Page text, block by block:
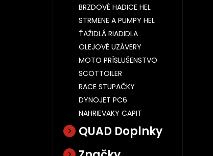
BRZDOVÉ HADICE HEL
STRMENE A PUMPY HEL
ŤAŽIDLÁ RIADIDLA
OLEJOVÉ UZÁVERY
MOTO PRÍSLUŠENSTVO
SCOTTOILER
RACE STUPAČKY
DYNOJET PC6
NAHRIEVAKY CAPIT
QUAD Doplnky